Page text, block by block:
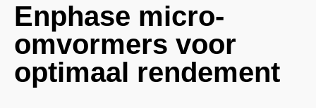
Enphase micro-
omvormers voor
optimaal rendement